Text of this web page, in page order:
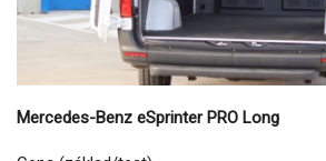
Mercedes-Benz eSprinter PRO Long